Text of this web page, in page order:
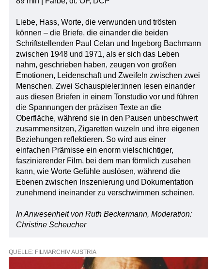
Liebe, Hass, Worte, die verwunden und trösten
können – die Briefe, die einander die beiden
Schriftstellenden Paul Celan und Ingeborg Bachmann
zwischen 1948 und 1971, als er sich das Leben
nahm, geschrieben haben, zeugen von großen
Emotionen, Leidenschaft und Zweifeln zwischen zwei
Menschen. Zwei Schauspieler:innen lesen einander
aus diesen Briefen in einem Tonstudio vor und führen
die Spannungen der präzisen Texte an die
Oberfläche, während sie in den Pausen unbeschwert
zusammensitzen, Zigaretten wuzeln und ihre eigenen
Beziehungen reflektieren. So wird aus einer
einfachen Prämisse ein enorm vielschichtiger,
faszinierender Film, bei dem man förmlich zusehen
kann, wie Worte Gefühle auslösen, während die
Ebenen zwischen Inszenierung und Dokumentation
zunehmend ineinander zu verschwimmen scheinen.
In Anwesenheit von Ruth Beckermann, Moderation:
Christine Scheucher
QUELLE: FILMARCHIV AUSTRIA